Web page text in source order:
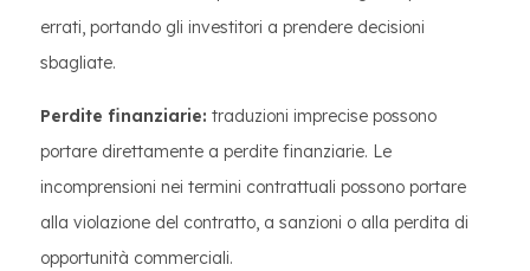
errati, portando gli investitori a prendere decisioni
sbagliate.
Perdite finanziarie: traduzioni imprecise possono
portare direttamente a perdite finanziarie. Le
incomprensioni nei termini contrattuali possono portare
alla violazione del contratto, a sanzioni o alla perdita di
opportunità commerciali.